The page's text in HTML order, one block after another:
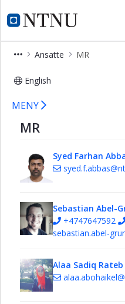
NTNU Hjemmeside
Institutt for
Ansatte MR
English
Ansatte - MR -
×
Ansatte
MR
Trening,
Ultralyd
MENY
MR
Syed Farhan
Sebastian Abel-
+4747647592
sebastian.abel-
Alaa Sadiq